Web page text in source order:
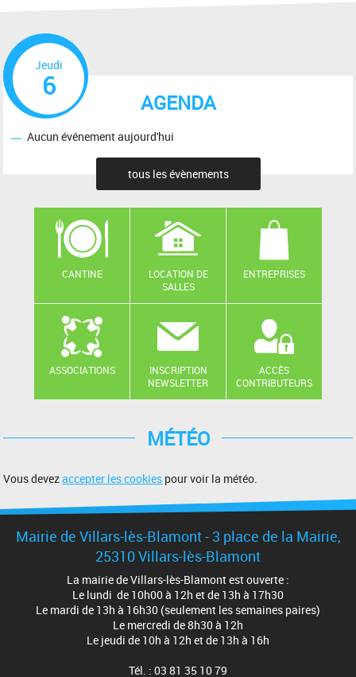
AGENDA
Jeudi
6
Aucun événement aujourd'hui
tous les évènements
CANTINE
LOCATION DE
SALLES
ENTREPRISES
ASSOCIATIONS
INSCRIPTION
NEWSLETTER
ACCÈS
CONTRIBUTEURS
MÉTÉO
Vous devezaccepter les cookies pour voir la météo.
Mairie de Villars-lès-Blamont - 3 place de la Mairie,
25310 Villars-lès-Blamont
La mairie de Villars-lès-Blamont est ouverte :
Le lundi de 10h00 à 12h et de 13h à 17h30
Le mardi de 13h à 16h30 (seulement les semaines paires)
Le mercredi de 8h30 à 12h
Le jeudi de 10h à 12h et de 13h à 16h
Tél. : 03 81 35 10 79